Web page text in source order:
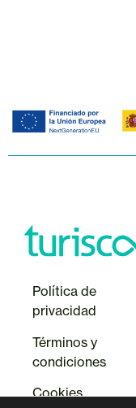
Política de
privacidad
Términos y
condiciones
Cookies